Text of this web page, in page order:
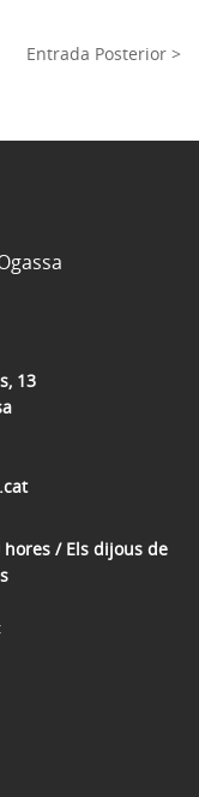
Entrada Posterior >
13
/ Els dijous de